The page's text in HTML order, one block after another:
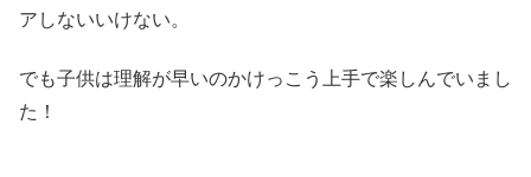
アしないいけない。
でも子供は理解が早いのかけっこう上手で楽しんでいまし
た！